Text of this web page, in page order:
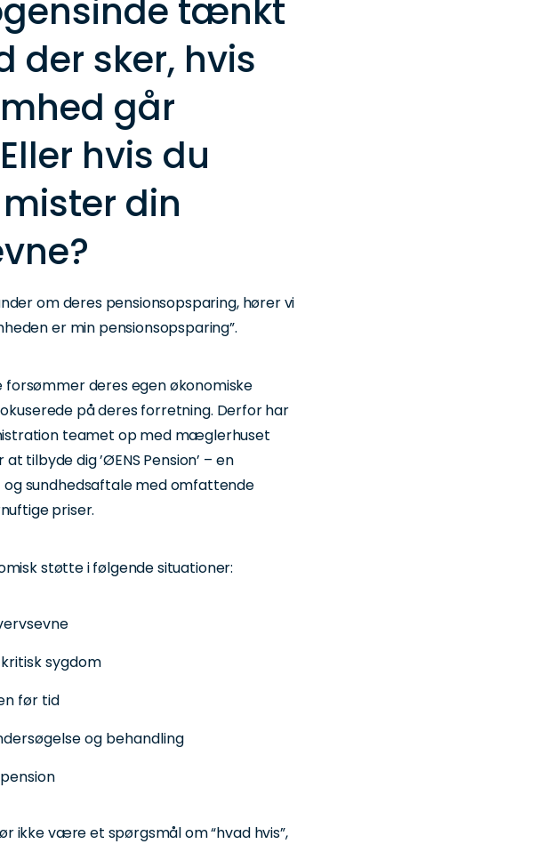
tænkt
der sker, hvis
går
hvis du
din
om deres pensionsopsparing, hører vi
er min pensionsopsparing”.
forsømmer deres egen økonomiske
på deres forretning. Derfor har
teamet op med mæglerhuset
tilbyde dig ’ØENS Pension’ – en
sundhedsaftale med omfattende
priser.
støtte i følgende situationer:
sygdom
før tid
og behandling
ikke være et spørgsmål om “hvad hvis”,